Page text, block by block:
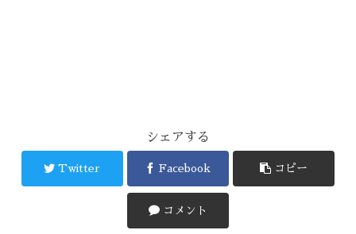
シェアする
Twitter Facebook コピー
コメント